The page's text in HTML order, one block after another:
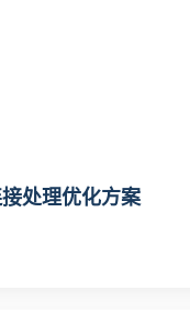
处理优化方案